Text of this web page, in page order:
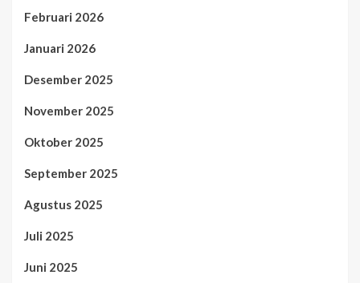
Februari 2026
Januari 2026
Desember 2025
November 2025
Oktober 2025
September 2025
Agustus 2025
Juli 2025
Juni 2025